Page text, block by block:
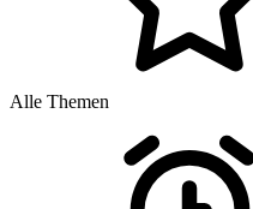
Alle Themen